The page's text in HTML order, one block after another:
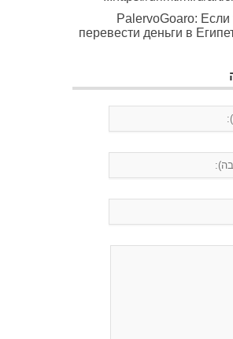
PalervoGoaro:
перевести деньги в